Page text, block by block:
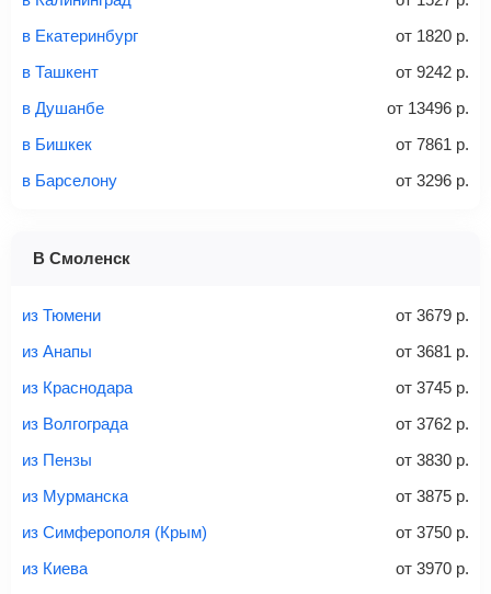
Стоимость авиабилетов зависит от выбранного тарифа:
Без багажа
Количество багажа
1 место
Вес багажа
20-23 кг 40 кг
в Екатеринбург
от 1820 р.
в Ташкент
от 9242 р.
в Душанбе
от 13496 р.
в Бишкек
от 7861 р.
в Барселону
от 3296 р.
В Смоленск
из Тюмени от 3679 р.
из Анапы
от 3681 р.
из Краснодара
от 3745 р.
из Волгограда
от 3762 р.
из Пензы
от 3830 р.
из Мурманска
от 3875 р.
из Симферополя (Крым)
от 3750 р.
из Киева
от 3970 р.